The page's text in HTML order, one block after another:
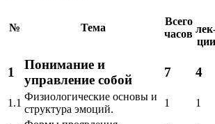
№ Тема
Всего
часов
ции
1
Понимание и
управление собой
7 4
1.1
Физиологические основы и
структура эмоций.
1 1